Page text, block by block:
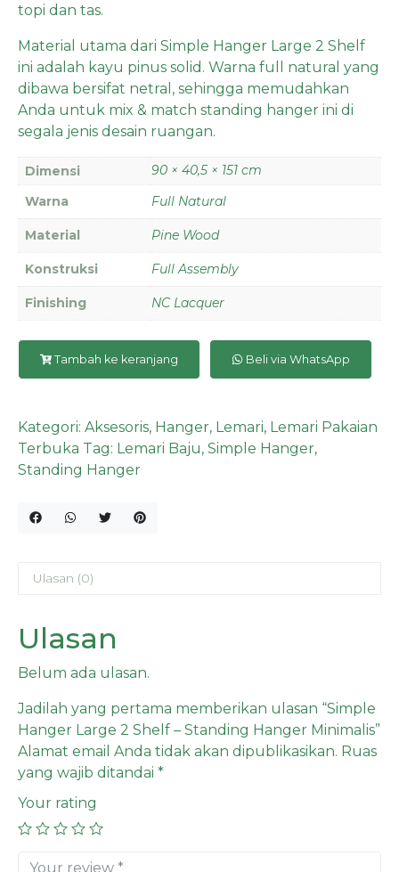
topi dan tas.
Material utama dari Simple Hanger Large 2 Shelf
ini adalah kayu pinus solid. Warna full natural yang
dibawa bersifat netral, sehingga memudahkan
Anda untuk mix & match standing hanger ini di
segala jenis desain ruangan.
Dimensi
90 × 40,5 × 151 cm
Warna
Full Natural
Material Pine Wood
Konstruksi Full Assembly
Finishing NC Lacquer
Tambah ke keranjang Beli via WhatsApp
Kategori: Aksesoris, Hanger, Lemari, Lemari Pakaian
Terbuka Tag: Lemari Baju, Simple Hanger,
Standing Hanger
Ulasan (0)
Ulasan
Belum ada ulasan.
Jadilah yang pertama memberikan ulasan “Simple
Hanger Large 2 Shelf – Standing Hanger Minimalis”
Alamat email Anda tidak akan dipublikasikan. Ruas
yang wajib ditandai *
Your rating